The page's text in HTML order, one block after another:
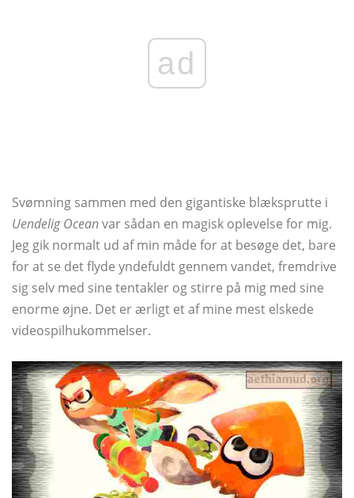
ad
Svømning sammen med den gigantiske blæksprutte i
Uendelig Oceanvar sådan en magisk oplevelse for mig.
Jeg gik normalt ud af min måde for at besøge det, bare
for at se det flyde yndefuldt gennem vandet, fremdrive
sig selv med sine tentakler og stirre på mig med sine
enorme øjne. Det er ærligt et af mine mest elskede
videospilhukommelser.